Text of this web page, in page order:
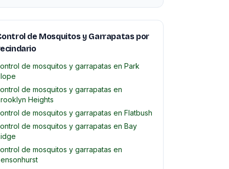
de Mosquitos y Garrapatas por
de mosquitos y garrapatas en Park
de mosquitos y garrapatas en
Heights
de mosquitos y garrapatas en Flatbush
de mosquitos y garrapatas en Bay
de mosquitos y garrapatas en